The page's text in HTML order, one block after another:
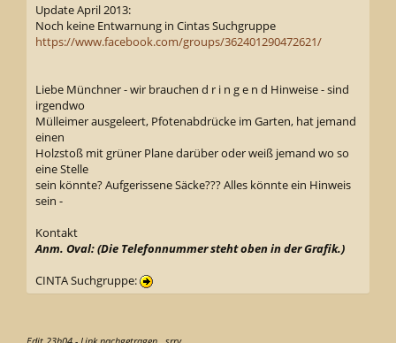
Update April 2013:
Noch keine Entwarnung in Cintas Suchgruppe
https://www.facebook.com/groups/362401290472621/
Liebe Münchner - wir brauchen d r i n g e n d Hinweise - sind
irgendwo
Mülleimer ausgeleert, Pfotenabdrücke im Garten, hat jemand
einen
Holzstoß mit grüner Plane darüber oder weiß jemand wo so
eine Stelle
sein könnte? Aufgerissene Säcke??? Alles könnte ein Hinweis
sein -
Kontakt
Anm. Oval: (Die Telefonnummer steht oben in der Grafik.)
CINTA Suchgruppe: